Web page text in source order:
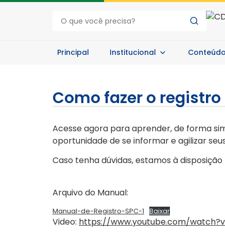
Principal Institucional Conteúdo
Como fazer o
Acesse agora para aprender, de forma
oportunidade de se informar e agilizar
Caso tenha dúvidas, estamos à
Arquivo do Manual:
Manual-de-Registro-SPC-1 Baixar
Video: https://www.youtube.com/